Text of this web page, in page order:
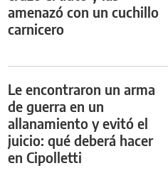
amenazó con un cuchillo
carnicero
Le encontraron un arma
de guerra en un
allanamiento y evitó el
juicio: qué deberá hacer
en Cipolletti